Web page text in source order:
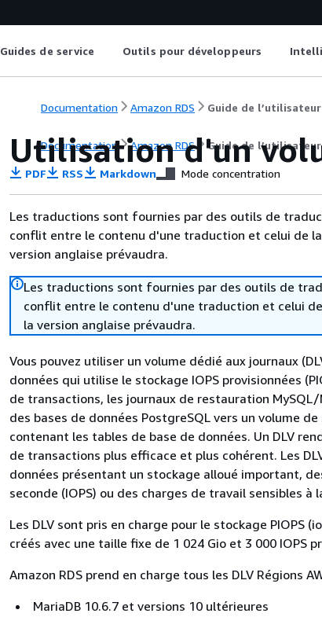
Guides de service Outils pour développeurs
Documentation Amazon RDS Guide de l’utilisateur
Documentation Amazon RDS Guide de l’utilisateur
Utilisation d'un
PDF RSS Markdown Mode concentration
Les traductions sont fournies par des outils de
conflit entre le contenu d'une traduction et celui de
version anglaise prévaudra.
Les traductions sont fournies par des outils de
conflit entre le contenu d'une traduction et celui
la version anglaise prévaudra.
Vous pouvez utiliser un volume dédié aux journaux
données qui utilise le stockage IOPS provisionnées
de transactions, les journaux de restauration
des bases de données PostgreSQL vers un volume
contenant les tables de base de données. Un DLV
de transactions plus efficace et plus cohérent. Les
données présentant un stockage alloué important,
seconde (IOPS) ou des charges de travail sensibles à
Les DLV sont pris en charge pour le stockage PIOPS
créés avec une taille fixe de 1 024 Gio et 3 000 IOPS
Amazon RDS prend en charge tous les DLV Régions
MariaDB 10.6.7 et versions 10 ultérieures